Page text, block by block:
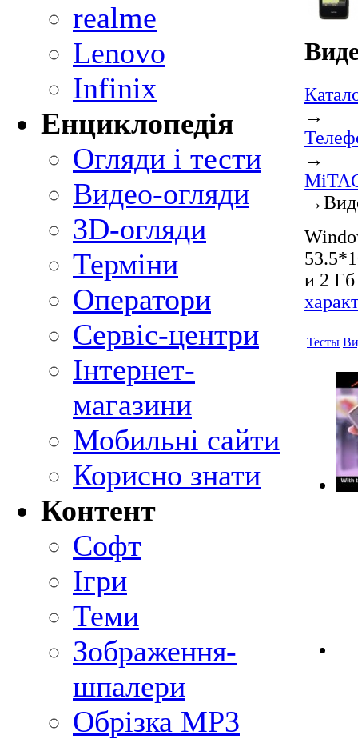
realme
Lenovo
Infinix
Енциклопедія
Огляди і тести
Видео-огляди
3D-огляди
Терміни
Оператори
Сервіс-центри
Інтернет-
магазини
Мобильні сайти
Корисно знати
Контент
Софт
Ігри
Теми
Зображення-
шпалери
Обрізка MP3
→
→
→
и 2
Тесты